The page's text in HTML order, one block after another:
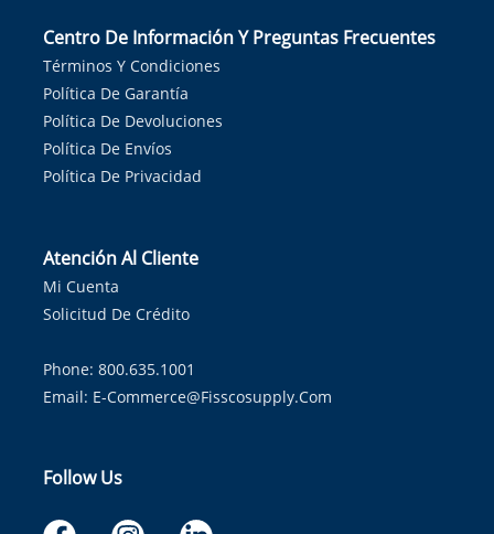
Centro De Información Y Preguntas Frecuentes
Términos Y Condiciones
Política De Garantía
Política De Devoluciones
Política De Envíos
Política De Privacidad
Atención Al Cliente
Mi Cuenta
Solicitud De Crédito
Phone: 800.635.1001
Email: E-Commerce@fisscosupply.com
Follow Us